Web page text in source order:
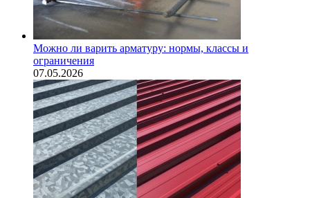
Можно ли варить арматуру: нормы, классы и
ограничения
07.05.2026